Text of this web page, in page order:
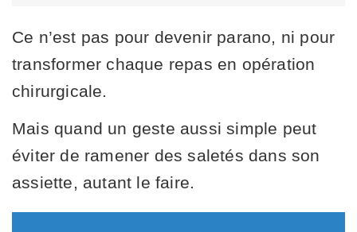
Ce n’est pas pour devenir parano, ni pour
transformer chaque repas en opération
chirurgicale.
Mais quand un geste aussi simple peut
éviter de ramener des saletés dans son
assiette, autant le faire.